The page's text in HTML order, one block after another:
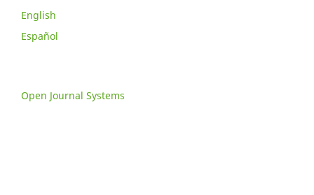
English
Español
Open Journal Systems